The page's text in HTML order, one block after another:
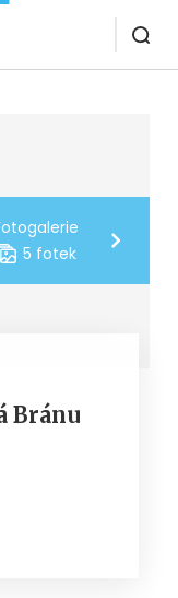
5 fotek
Bránu